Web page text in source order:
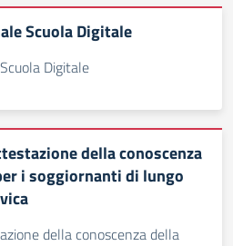
Scuola Digitale
Digitale
della conoscenza
i soggiornanti di lungo
della conoscenza della